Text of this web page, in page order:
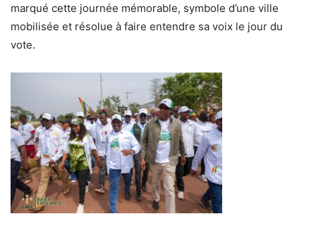
marqué cette journée mémorable, symbole d’une ville
mobilisée et résolue à faire entendre sa voix le jour du
vote.